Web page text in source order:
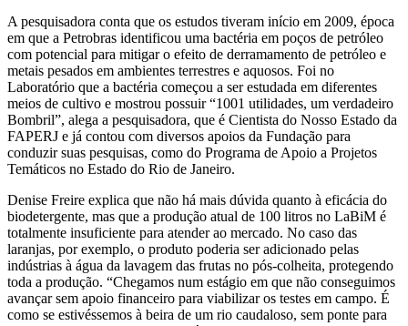
A pesquisadora conta que os estudos tiveram início em 2009, época
em que a Petrobras identificou uma bactéria em poços de petróleo
com potencial para mitigar o efeito de derramamento de petróleo e
metais pesados em ambientes terrestres e aquosos. Foi no
Laboratório que a bactéria começou a ser estudada em diferentes
meios de cultivo e mostrou possuir “1001 utilidades, um verdadeiro
Bombril”, alega a pesquisadora, que é Cientista do Nosso Estado da
FAPERJ e já contou com diversos apoios da Fundação para
conduzir suas pesquisas, como do Programa de Apoio a Projetos
Temáticos no Estado do Rio de Janeiro.
Denise Freire explica que não há mais dúvida quanto à eficácia do
biodetergente, mas que a produção atual de 100 litros no LaBiM é
totalmente insuficiente para atender ao mercado. No caso das
laranjas, por exemplo, o produto poderia ser adicionado pelas
indústrias à água da lavagem das frutas no pós-colheita, protegendo
toda a produção. “Chegamos num estágio em que não conseguimos
avançar sem apoio financeiro para viabilizar os testes em campo. É
como se estivéssemos à beira de um rio caudaloso, sem ponte para